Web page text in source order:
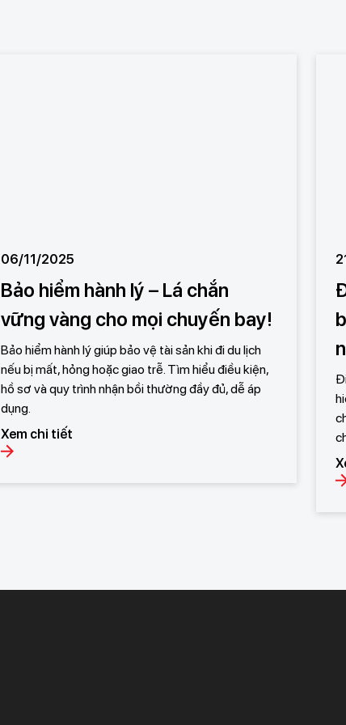
06/11/2025
Bảo hiểm hành lý – Lá chắn
vững vàng cho mọi chuyến bay!
Bảo hiểm hành lý giúp bảo vệ tài sản khi đi du lịch
nếu bị mất, hỏng hoặc giao trễ. Tìm hiểu điều kiện,
hồ sơ và quy trình nhận bồi thường đầy đủ, dễ áp
dụng.
Xem chi tiết